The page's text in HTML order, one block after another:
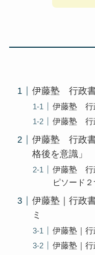
伊藤塾 行政書
伊藤塾 行
伊藤塾 行
伊藤塾 行政
格後を意識」
伊藤塾 行
ピソード２
伊藤塾｜行政
ミ
伊藤塾｜
伊藤塾｜